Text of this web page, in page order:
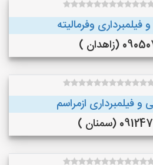
فیلمبرداری وفرمالیته
(زاهدان )
فیلمبرداری ازمراسم
(سمنان )